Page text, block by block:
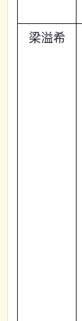
梁溢希